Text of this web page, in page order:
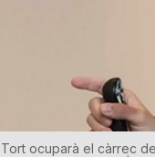
ocuparà el càrrec